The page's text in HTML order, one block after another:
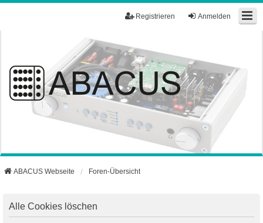
Anmelden
Registrieren
ABACUS Webseite Foren-Übersicht
Alle Cookies löschen